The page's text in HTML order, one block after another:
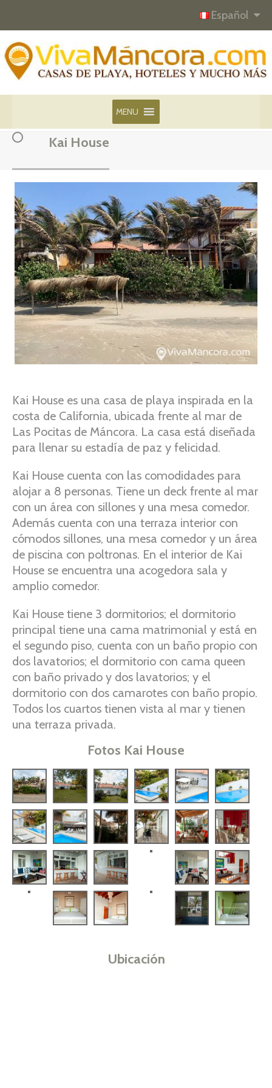
Español
MENU
Kai House
Kai House es una casa de playa inspirada en la
costa de California, ubicada frente al mar de
Las Pocitas de Máncora. La casa está diseñada
para llenar su estadía de paz y felicidad.
Kai House cuenta con las comodidades para
alojar a 8 personas. Tiene un deck frente al mar
con un área con sillones y una mesa comedor.
Además cuenta con una terraza interior con
cómodos sillones, una mesa comedor y un área
de piscina con poltronas. En el interior de Kai
House se encuentra una acogedora sala y
amplio comedor.
Kai House tiene 3 dormitorios; el dormitorio
principal tiene una cama matrimonial y está en
el segundo piso, cuenta con un baño propio con
dos lavatorios; el dormitorio con cama queen
con baño privado y dos lavatorios; y el
dormitorio con dos camarotes con baño propio.
Todos los cuartos tienen vista al mar y tienen
una terraza privada.
Fotos Kai House
Ubicación